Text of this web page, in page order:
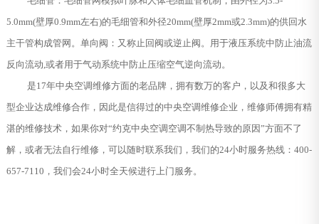
5.0mm(壁厚0.9mm左右)的毛细管和外径20mm(壁厚2mm或2.3mm)的供回水
主干管构成管网。单向阀：又称止回阀或逆止阀。用于液压系统中防止油流
反向流动,或者用于气动系统中防止压缩空气逆向流动。
是17年中央空调维修方面的老品牌，拥有数万的客户，以及和很多大
型企业达成维修合作，因此是信得过的中央空调维修企业，维修师傅拥有精
湛的维修技术，如果你对“约克中央空调空调不制热导致的原因”方面不了
解，或者无法自行维修，可以随时联系我们，我们的24小时服务热线：400-
657-7110，我们会24小时全天候进行上门服务。